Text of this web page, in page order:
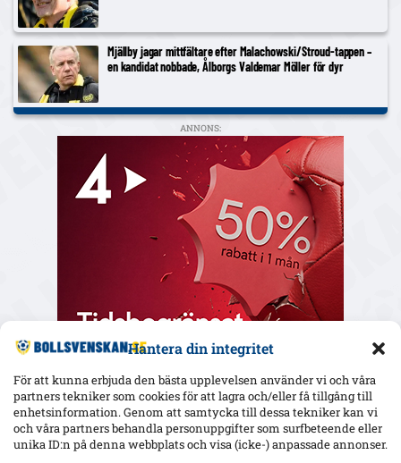
Hantera din integritet
För att kunna erbjuda den bästa upplevelsen använder vi och våra
partners tekniker som cookies för att lagra och/eller få tillgång till
enhetsinformation. Genom att samtycka till dessa tekniker kan vi
och våra partners behandla personuppgifter som surfbeteende eller
unika ID:n på denna webbplats och visa (icke-) anpassade annonser.
Mjällby jagar mittfältare efter Malachowski/Stroud-tappen –
en kandidat nobbade, Ålborgs Valdemar Möller för dyr
ANNONS:
Senaste